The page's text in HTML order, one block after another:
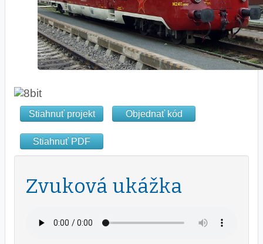
Stiahnuť projekt Objednať kód
Stiahnuť PDF
Zvuková ukážka